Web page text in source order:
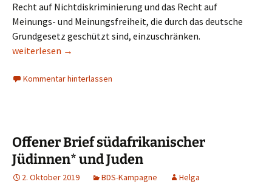
Recht auf Nichtdiskriminierung und das Recht auf
Meinungs- und Meinungsfreiheit, die durch das deutsche
Grundgesetz geschützt sind, einzuschränken.
Verwaltungsgericht Köln: Ausschluß von Frauenverein wegen
weiterlesen →
Kommentar hinterlassen
Offener Brief südafrikanischer
Jüdinnen* und Juden
2. Oktober 2019 BDS-Kampagne Helga